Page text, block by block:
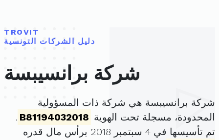
TROVIT
دليل الشركات التونسية
شركة برانسيبسة
شركة برانسيبسة هي شركة ذات المسؤولية
المحدودة، مسجلة تحت الهوية B81194032018
.
تم تأسيسها في 4 سبتمبر 2018 برأس مال قدره